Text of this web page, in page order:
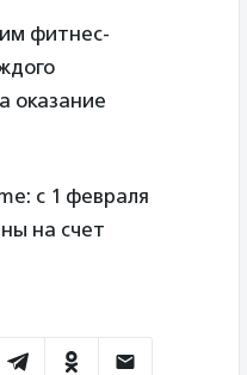
фитнес-
оказание
c 1 февраля
на счет